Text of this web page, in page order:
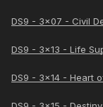
DS9 - 3x07 - Civil
DS9 - 3x13 - Life
DS9 - 3x14 - Heart